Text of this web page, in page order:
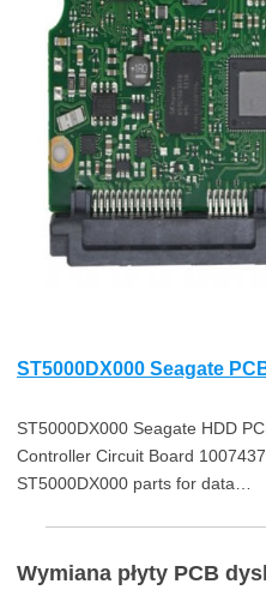
ST5000DX000 Seagate
ST5000DX000 Seagate HDD
Controller Circuit Board
ST5000DX000 parts for data…
Wymiana płyty PCB